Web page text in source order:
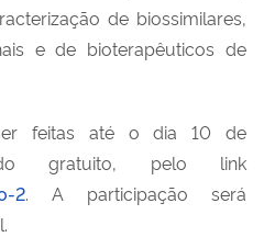
de biossimilares,
ede bioterapêuticos de
feitas até o dia10 de
gratuito, pelo link
2. A participação será